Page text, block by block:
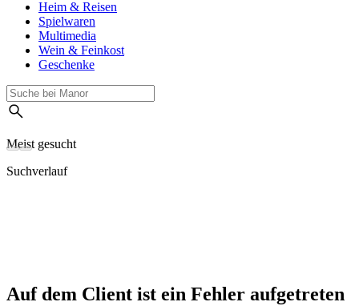
Heim & Reisen
Spielwaren
Multimedia
Wein & Feinkost
Geschenke
Meist gesucht
Suchverlauf
Auf dem Client ist ein Fehler aufgetreten